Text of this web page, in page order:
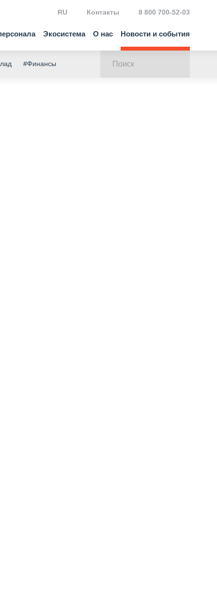
Экосистема О нас Новости и события
RU Контакты 8 800 700-52-03
#Финансы